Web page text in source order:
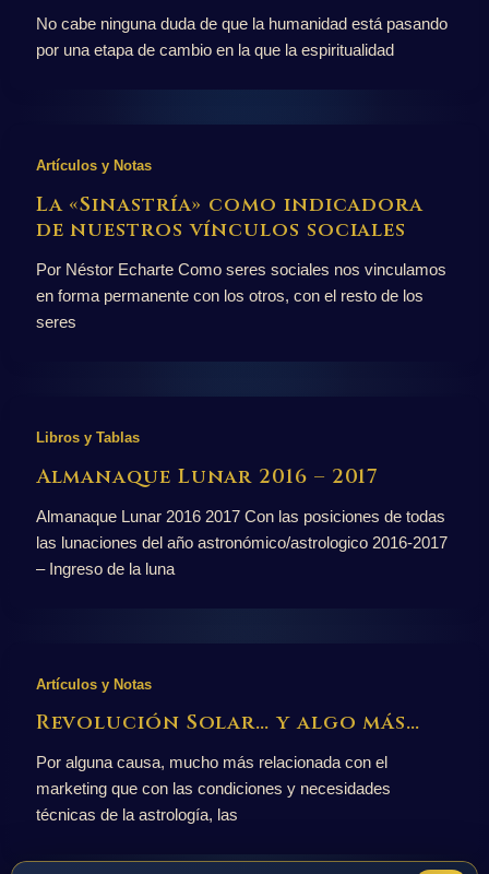
No cabe ninguna duda de que la humanidad está pasando
por una etapa de cambio en la que la espiritualidad
Artículos y Notas
La «Sinastría» como indicadora
de nuestros vínculos sociales
Por Néstor Echarte Como seres sociales nos vinculamos
en forma permanente con los otros, con el resto de los
seres
Libros y Tablas
Almanaque Lunar 2016 – 2017
Almanaque Lunar 2016 2017 Con las posiciones de todas
las lunaciones del año astronómico/astrologico 2016-2017
– Ingreso de la luna
Artículos y Notas
Revolución Solar… y algo más…
Por alguna causa, mucho más relacionada con el
marketing que con las condiciones y necesidades
técnicas de la astrología, las